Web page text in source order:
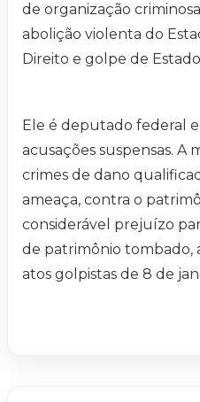
de organização
abolição violenta do
Direito e golpe de
Ele é deputado federal
acusações suspensas. A
crimes de dano
ameaça, contra o
considerável prejuízo
de patrimônio tombado,
atos golpistas de 8 de